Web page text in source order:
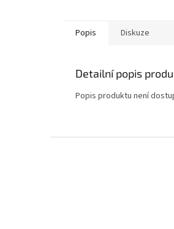
Popis Diskuze
Detailní popis
Popis produktu není